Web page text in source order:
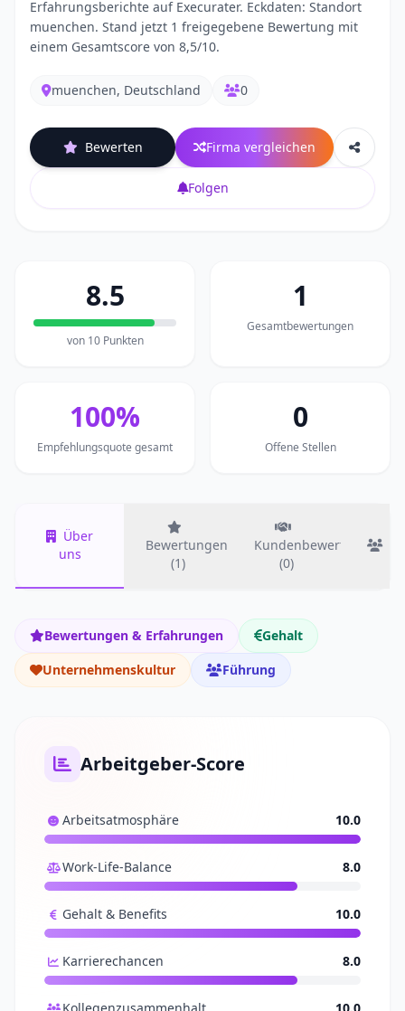
Erfahrungsberichte auf Execurater. Eckdaten: Standort
muenchen. Stand jetzt 1 freigegebene Bewertung mit
einem Gesamtscore von 8,5/10.
muenchen, Deutschland 0
Bewerten Firma vergleichen
Folgen
8.5
von 10 Punkten
1
Gesamtbewertungen
100%
Empfehlungsquote gesamt
0
Offene Stellen
Über
uns
Bewertungen
(1)
Kundenbewertungen
(0)
Bewertungen & Erfahrungen
Gehalt
Unternehmenskultur
Führung
Arbeitgeber-Score
Arbeitsatmosphäre 10.0
Work-Life-Balance 8.0
Gehalt & Benefits 10.0
Karrierechancen 8.0